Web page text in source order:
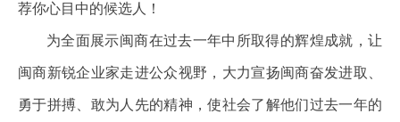
荐你心目中的候选人！
为全面展示闽商在过去一年中所取得的辉煌成就，让
闽商新锐企业家走进公众视野，大力宣扬闽商奋发进取、
勇于拼搏、敢为人先的精神，使社会了解他们过去一年的